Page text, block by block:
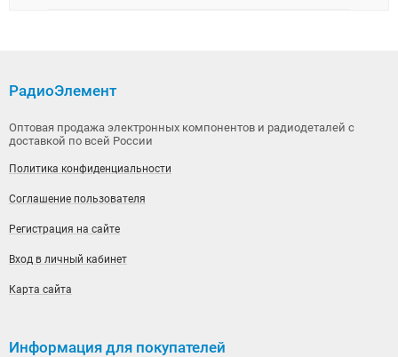
РадиоЭлемент
Оптовая продажа электронных компонентов и радиодеталей с
доставкой по всей России
Политика конфиденциальности
Соглашение пользователя
Регистрация на сайте
Вход в личный кабинет
Карта сайта
Информация для покупателей